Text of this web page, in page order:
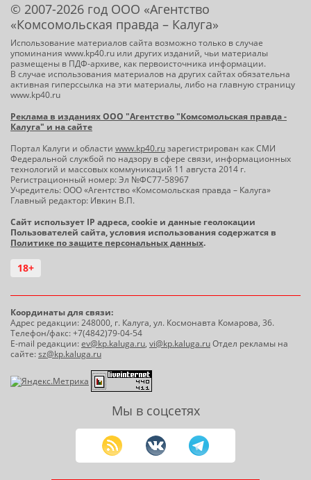
© 2007-2026 год ООО «Агентство
«Комсомольская правда – Калуга»
Использование материалов сайта возможно только в случае
упоминания www.kp40.ru или других изданий, чьи материалы
размещены в ПДФ-архиве, как первоисточника информации.
В случае использования материалов на других сайтах обязательна
активная гиперссылка на эти материалы, либо на главную страницу
www.kp40.ru
Реклама в изданиях ООО "Агентство "Комсомольская правда -
Калуга" и на сайте
Портал Калуги и области www.kp40.ruзарегистрирован как СМИ
Федеральной службой по надзору в сфере связи, информационных
технологий и массовых коммуникаций 11 августа 2014 г.
Регистрационный номер: Эл №ФС77-58967
Учредитель: ООО «Агентство «Комсомольская правда – Калуга»
Главный редактор: Ивкин В.П.
Сайт использует IP адреса, cookie и данные геолокации
Пользователей сайта, условия использования содержатся в
Политике по защите персональных данных.
18+
Координаты для связи:
Адрес редакции: 248000, г. Калуга, ул. Космонавта Комарова, 36.
Телефон/факс: +7(4842)79-04-54
E-mail редакции:ev@kp.kaluga.ru, vi@kp.kaluga.ruОтдел рекламы на
сайте:sz@kp.kaluga.ru
Мы в соцсетях